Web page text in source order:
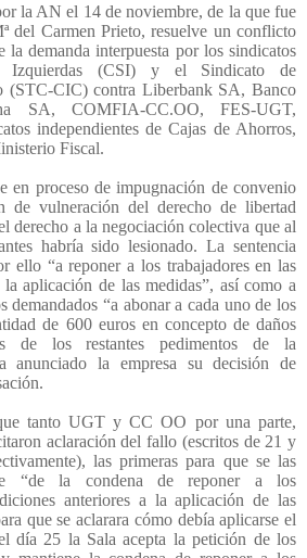
la AN el 14 de noviembre, de la que fue
del Carmen Prieto, resuelve un conflicto
la demanda interpuesta por los sindicatos
Izquierdas (CSI) y el Sindicato de
(STC-CIC) contra Liberbank SA, Banco
SA, COMFIA-CC.OO, FES-UGT,
independientes de Cajas de Ahorros,
Fiscal.
en proceso de impugnación de convenio
de vulneración del derecho de libertad
derecho a la negociación colectiva que al
habría sido lesionado. La sentencia
ello “a reponer a los trabajadores en las
aplicación de las medidas”, así como a
demandados “a abonar a cada uno de los
de 600 euros en concepto de daños
de los restantes pedimentos de la
anunciado la empresa su decisión de
tanto UGT y CC OO por una parte,
aclaración del fallo (escritos de 21 y
las primeras para que se las
“de la condena de reponer a los
anteriores a la aplicación de las
que se aclarara cómo debía aplicarse el
día 25 la Sala acepta la petición de los